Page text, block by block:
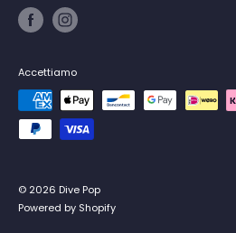
Accettiamo
© 2026 Dive Pop
Powered by Shopify